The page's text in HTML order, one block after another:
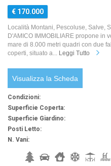
€ 170.000
Località Montani, Pescoluse, Salve,
D'AMICO IMMOBILIARE propone in
mare di 8.000 metri quadri con due
coperti, situato a... Leggi Tutto
Visualizza la Scheda
Condizioni:
Superficie Coperta:
Superficie Giardino:
Posti Letto:
N. Vani: